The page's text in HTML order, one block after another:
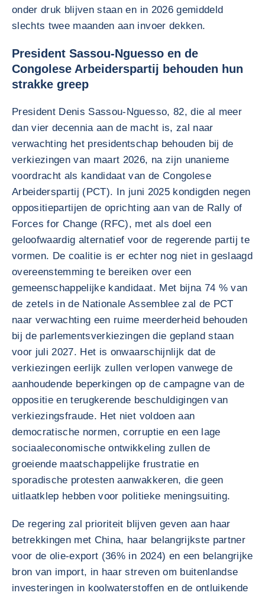
onder druk blijven staan en in 2026 gemiddeld
slechts twee maanden aan invoer dekken.
President Sassou-Nguesso en de
Congolese Arbeiderspartij behouden hun
strakke greep
President Denis Sassou-Nguesso, 82, die al meer
dan vier decennia aan de macht is, zal naar
verwachting het presidentschap behouden bij de
verkiezingen van maart 2026, na zijn unanieme
voordracht als kandidaat van de Congolese
Arbeiderspartij (PCT). In juni 2025 kondigden negen
oppositiepartijen de oprichting aan van de Rally of
Forces for Change (RFC), met als doel een
geloofwaardig alternatief voor de regerende partij te
vormen. De coalitie is er echter nog niet in geslaagd
overeenstemming te bereiken over een
gemeenschappelijke kandidaat. Met bijna 74 % van
de zetels in de Nationale Assemblee zal de PCT
naar verwachting een ruime meerderheid behouden
bij de parlementsverkiezingen die gepland staan
voor juli 2027. Het is onwaarschijnlijk dat de
verkiezingen eerlijk zullen verlopen vanwege de
aanhoudende beperkingen op de campagne van de
oppositie en terugkerende beschuldigingen van
verkiezingsfraude. Het niet voldoen aan
democratische normen, corruptie en een lage
sociaaleconomische ontwikkeling zullen de
groeiende maatschappelijke frustratie en
sporadische protesten aanwakkeren, die geen
uitlaatklep hebben voor politieke meningsuiting.
De regering zal prioriteit blijven geven aan haar
betrekkingen met China, haar belangrijkste partner
voor de olie-export (36% in 2024) en een belangrijke
bron van import, in haar streven om buitenlandse
investeringen in koolwaterstoffen en de ontluikende